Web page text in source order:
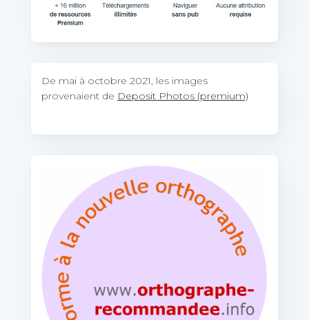
De mai à octobre 2021, les images
provenaient de Deposit Photos (premium)